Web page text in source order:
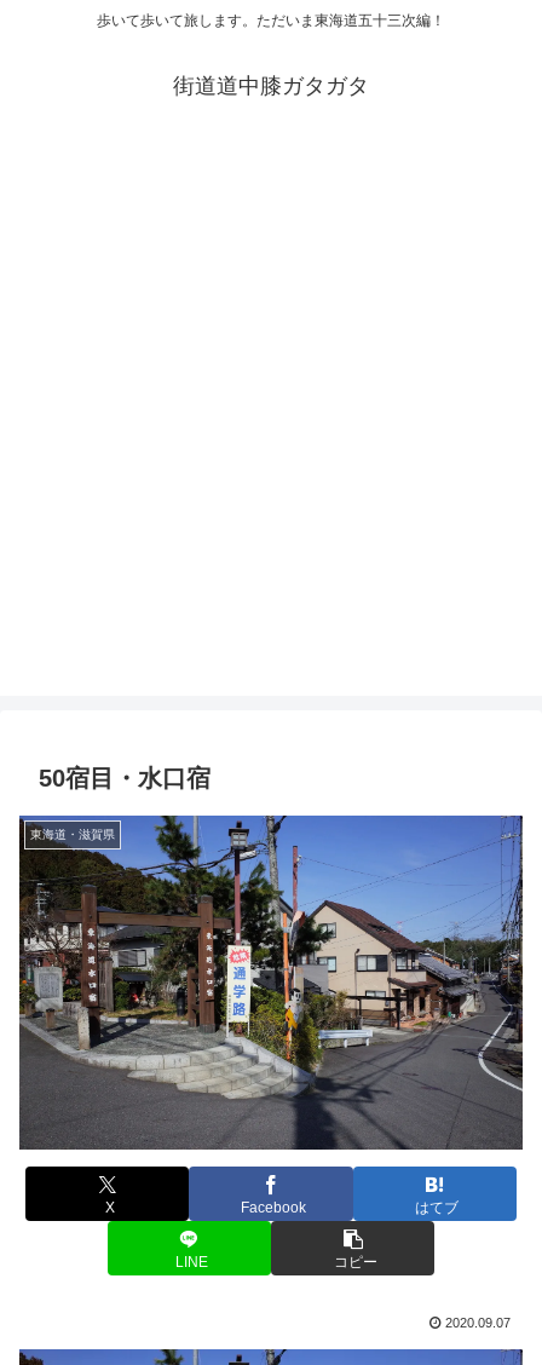
歩いて歩いて旅します。ただいま東海道五十三次編！
街道道中膝ガタガタ
50宿目・水口宿
東海道・滋賀県
X Facebook はてブ
LINE コピー
2020.09.07